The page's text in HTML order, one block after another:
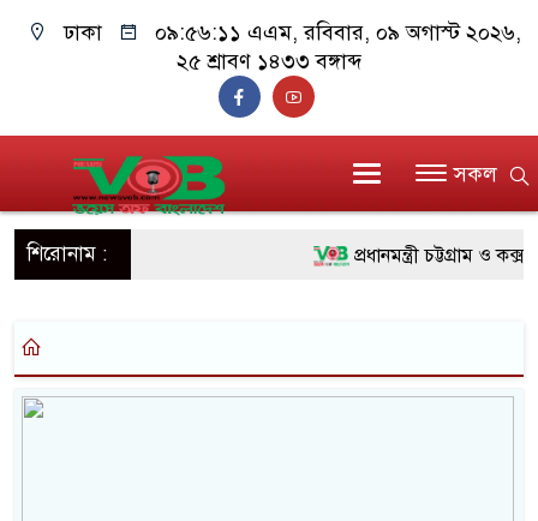
ঢাকা ০৯:৫৬:১১ এএম, রবিবার, ০৯ অগাস্ট ২০২৬,
২৫ শ্রাবণ ১৪৩৩ বঙ্গাব্দ
সকল
শিরোনাম : প্রধানমন্ত্রী চট্টগ্রাম ও